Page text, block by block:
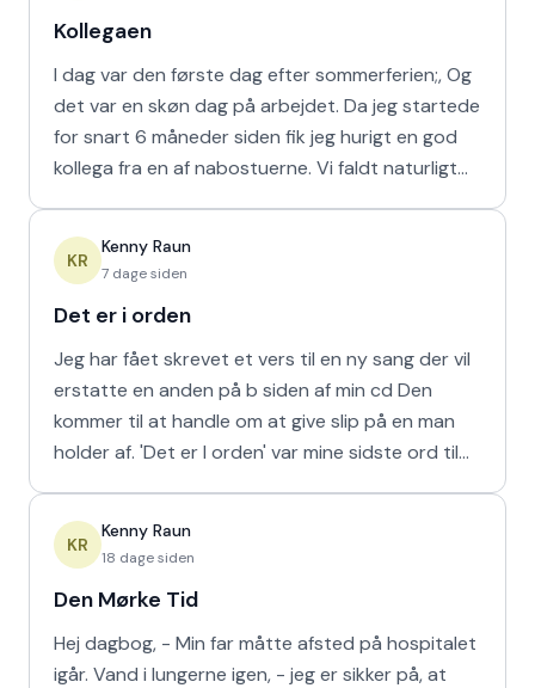
Kollegaen
I dag var den første dag efter sommerferien;, Og
det var en skøn dag på arbejdet. Da jeg startede
for snart 6 måneder siden fik jeg hurigt en god
kollega fra en af nabostuerne. Vi faldt naturligt
KR
Kenny Raun
7 dage siden
Det er i orden
Jeg har fået skrevet et vers til en ny sang der vil
erstatte en anden på b siden af min cd Den
kommer til at handle om at give slip på en man
holder af. 'Det er I orden' var mine sidste ord til
KR
Kenny Raun
18 dage siden
Den Mørke Tid
Hej dagbog, - Min far måtte afsted på hospitalet
igår. Vand i lungerne igen, - jeg er sikker på, at